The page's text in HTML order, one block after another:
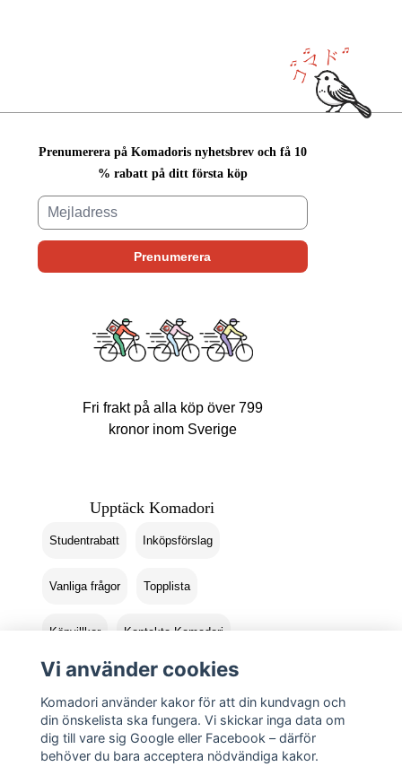
Prenumerera på Komadoris nyhetsbrev och få 10
% rabatt på ditt första köp
Fri frakt på alla köp över 799
kronor inom Sverige
Upptäck Komadori
Studentrabatt Inköpsförslag
Vanliga frågor Topplista
Köpvillkor Kontakta Komadori
Logga in Returer
Vi använder cookies
Komadori använder kakor för att din kundvagn och
din önskelista ska fungera. Vi skickar inga data om
dig till vare sig Google eller Facebook – därför
behöver du bara acceptera nödvändiga kakor.